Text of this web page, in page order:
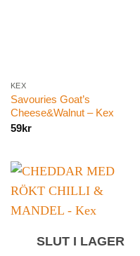
KEX
Savouries Goat’s
Cheese&Walnut – Kex
59kr
SLUT I LAGER